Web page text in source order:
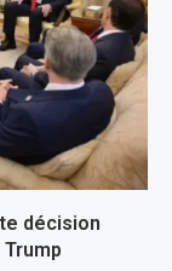
décision